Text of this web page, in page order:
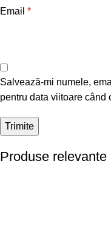
Email *
Salvează-mi numele,
pentru data viitoare când
Produse relevante